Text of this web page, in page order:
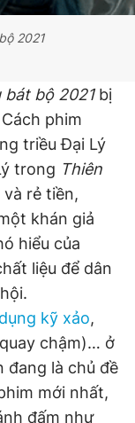
2021
bát bộ 2021bị
phim
triều Đại Lý
trong Thiên
rẻ tiền,
khán giả
hiểu của
liệu để dân
kỹ xảo,
chậm)… ở
đang là chủ đề
mới nhất,
đấm như